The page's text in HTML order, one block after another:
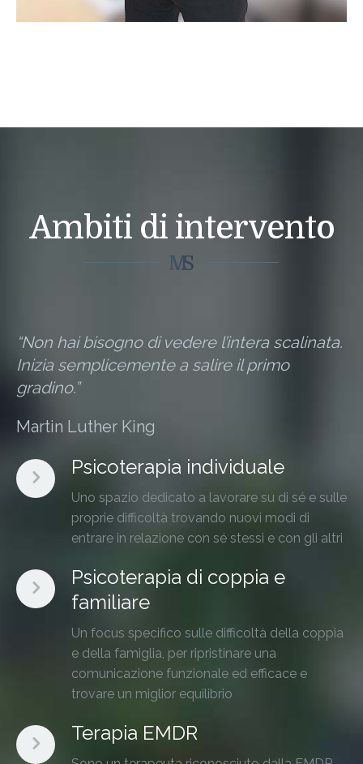
Ambiti di intervento
“Non hai bisogno di vedere l’intera scalinata.
Inizia semplicemente a salire il primo
gradino.”
Martin Luther King
Psicoterapia individuale
Uno spazio dedicato a lavorare su di sé e sulle
proprie difficoltà trovando nuovi modi di
entrare in relazione con sé stessi e con gli altri
Psicoterapia di coppia e
familiare
Un focus specifico sulle difficoltà della coppia
e della famiglia, per ripristinare una
comunicazione funzionale ed efficace e
trovare un miglior equilibrio
Terapia EMDR